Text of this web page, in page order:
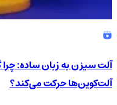
آلت سیزن به زبان ساده: چرا
آلت‌کوین‌ها حرکت می‌کند؟